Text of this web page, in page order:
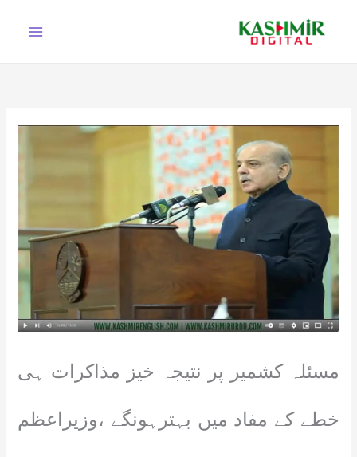
مسئلہ کشمیر پر نتیجہ خیز مذاکرات ہی
خطے کے مفاد میں بہترہونگے ،وزیراعظم